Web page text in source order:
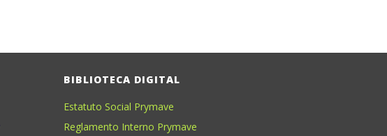
BIBLIOTECA DIGITAL
Estatuto Social Prymave
Reglamento Interno Prymave